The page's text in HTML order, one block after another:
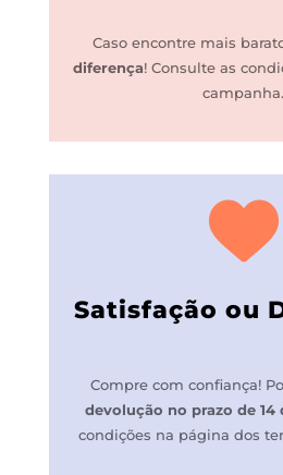
Caso encontre mais
diferença! Consulte as
campanha.
Satisfação ou
Compre com confiança! P
devolução no prazo de 14
condições na página dos